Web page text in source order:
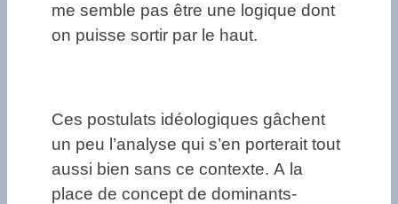
me semble pas être une logique dont
on puisse sortir par le haut.
Ces postulats idéologiques gâchent
un peu l’analyse qui s’en porterait tout
aussi bien sans ce contexte. A la
place de concept de dominants-